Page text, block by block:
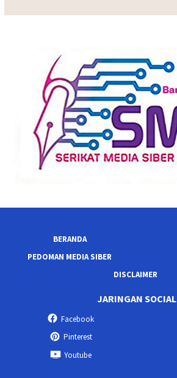
BERANDA
PEDOMAN MEDIA SIBER
DISCLAIMER
JARINGAN SOCIAL
Facebook
Pinterest
Youtube